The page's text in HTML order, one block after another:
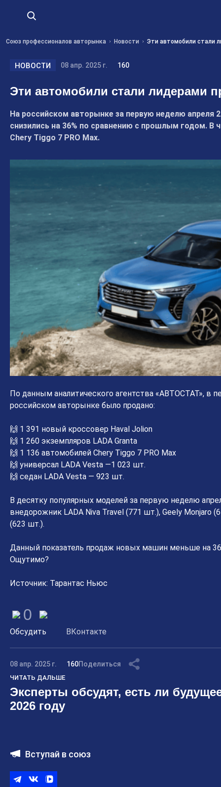
Союз профессионалов авторынка Новости Эти автомобили стали
НОВОСТИ 08 апр. 2025 г. 160
Эти автомобили стали лидерами
На российском авторынке за первую неделю апреля
снизились на 36% по сравнению с прошлым годом. В
Chery Tiggo 7 PRO Max.
По данным аналитического агентства «АВТОСТАТ», в
российском авторынке было продано:
🙌 1 391 новый кроссовер Haval Jolion
🙌 1 260 экземпляров LADA Granta
🙌 1 136 автомобилей Chery Tiggo 7 PRO Max
🙌 универсал LADA Vesta —1 023 шт.
🙌 седан LADA Vesta — 923 шт.
В десятку популярных моделей за первую неделю
внедорожник LADA Niva Travel (771 шт.), Geely Monjaro
(623 шт.).
Данный показатель продаж новых машин меньше на
Ощутимо?
Источник: Тарантас Ньюс
0
Обсудить ВКонтакте
08 апр. 2025 г. 160Поделиться
ЧИТАТЬ ДАЛЬШЕ
Эксперты обсудят, есть ли
2026 году
Вступай в союз
TelegramВКонтакте
ВК